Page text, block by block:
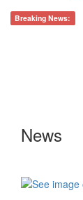
Breaking News:
News